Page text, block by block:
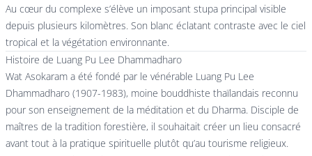
Au cœur du complexe s’élève un imposant stupa principal visible
depuis plusieurs kilomètres. Son blanc éclatant contraste avec le ciel
tropical et la végétation environnante.
Histoire de Luang Pu Lee Dhammadharo
Wat Asokaram a été fondé par le vénérable Luang Pu Lee
Dhammadharo (1907-1983), moine bouddhiste thaïlandais reconnu
pour son enseignement de la méditation et du Dharma. Disciple de
maîtres de la tradition forestière, il souhaitait créer un lieu consacré
avant tout à la pratique spirituelle plutôt qu’au tourisme religieux.